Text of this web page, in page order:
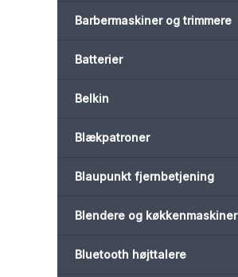
Barbermaskiner og trimmere
Batterier
Belkin
Blækpatroner
Blaupunkt fjernbetjening
Blendere og køkkenmaskiner
Bluetooth højttalere